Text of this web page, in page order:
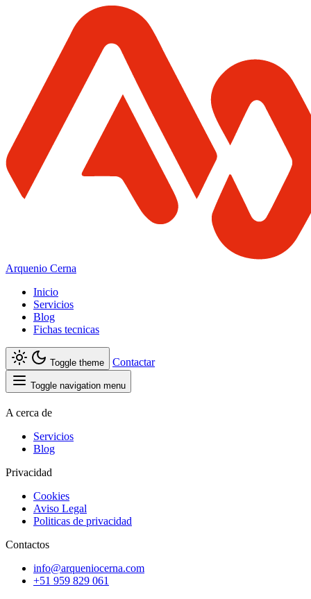
Arquenio Cerna
Inicio
Servicios
Blog
Fichas tecnicas
Toggle theme Contactar
Toggle navigation menu
A cerca de
Servicios
Blog
Privacidad
Cookies
Aviso Legal
Politicas de privacidad
Contactos
info@arqueniocerna.com
+51 959 829 061